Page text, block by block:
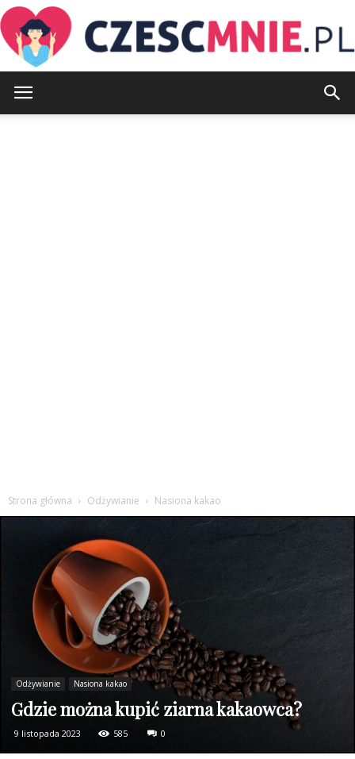
Strona główna Odżywianie Nasiona kakao
Odżywianie Nasiona kakao
Gdzie można kupić ziarna kakaowca?
9 listopada 2023 585 0